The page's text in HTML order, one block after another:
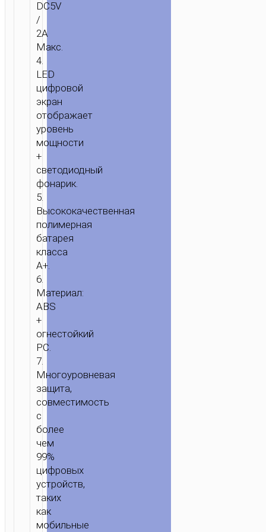
ГЛАВНАЯ / ЗАРЯДКА
ЗАРЯДКИ
АККУМУЛЯТОРЫ
АККУМУЛЯТОР
20000MAH
ДВОЙНЫМ
ВЫХОДОМ
DC5V
/
2A
Макс.
4.
LED
цифровой
экран
отображает
уровень
мощности
+
светодиодный
фонарик.
5.
Высококачественная
полимерная
батарея
класса
A+.
6.
Материал:
ABS
+
огнестойкий
PC.
7.
Многоуровневая
защита,
совместимость
с
более
чем
99%
цифровых
устройств,
таких
как
мобильные